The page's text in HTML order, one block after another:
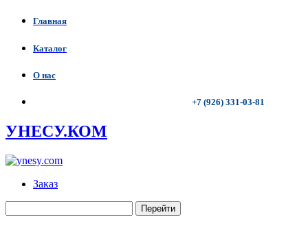
Главная
Каталог
О нас
+7 (926) 331-03-81
УНЕСУ.КОМ
Заказ
Перейти